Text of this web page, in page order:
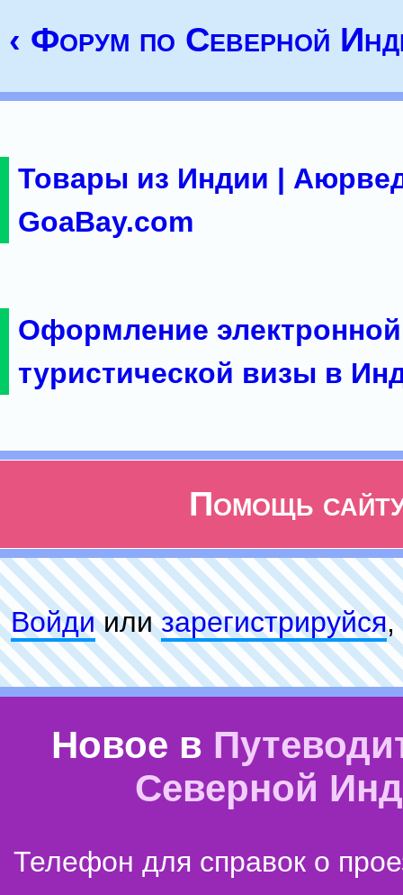
‹ Форум по Северной
Товары из Индии |
GoaBay.com
Оформление электронной
туристической визы в
Помощь
Войдиилизарeгиcтpируйся,
Новое в
Северной
Телефон для справок о